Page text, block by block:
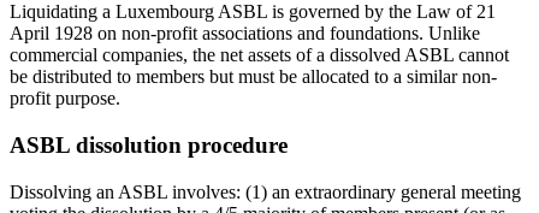
Liquidating a Luxembourg ASBL is governed by the Law of 21
April 1928 on non-profit associations and foundations. Unlike
commercial companies, the net assets of a dissolved ASBL cannot
be distributed to members but must be allocated to a similar non-
profit purpose.
ASBL dissolution procedure
Dissolving an ASBL involves: (1) an extraordinary general meeting